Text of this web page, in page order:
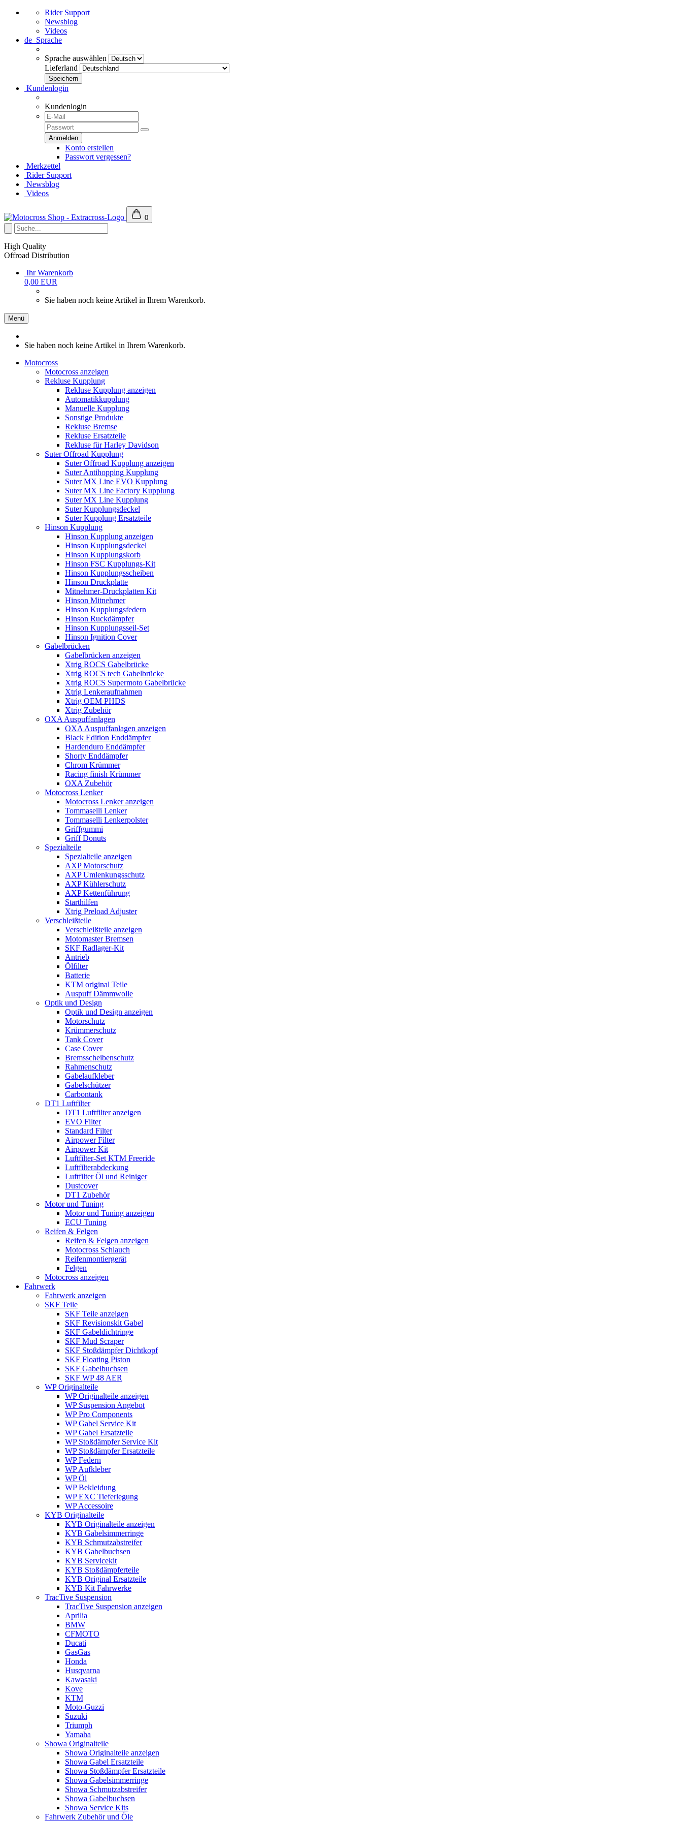
Rider Support
Newsblog
Videos
de Sprache
Sprache auswählen
Lieferland
Kundenlogin
Kundenlogin
Konto erstellen
Passwort vergessen?
Merkzettel
Rider Support
Newsblog
Videos
0
High Quality
Offroad Distribution
Ihr Warenkorb
0,00 EUR
Sie haben noch keine Artikel in Ihrem Warenkorb.
Menü
Sie haben noch keine Artikel in Ihrem Warenkorb.
Motocross
Motocross anzeigen
Rekluse Kupplung
Rekluse Kupplung anzeigen
Automatikkupplung
Manuelle Kupplung
Sonstige Produkte
Rekluse Bremse
Rekluse Ersatzteile
Rekluse für Harley Davidson
Suter Offroad Kupplung
Suter Offroad Kupplung anzeigen
Suter Antihopping Kupplung
Suter MX Line EVO Kupplung
Suter MX Line Factory Kupplung
Suter MX Line Kupplung
Suter Kupplungsdeckel
Suter Kupplung Ersatzteile
Hinson Kupplung
Hinson Kupplung anzeigen
Hinson Kupplungsdeckel
Hinson Kupplungskorb
Hinson FSC Kupplungs-Kit
Hinson Kupplungsscheiben
Hinson Druckplatte
Mitnehmer-Druckplatten Kit
Hinson Mitnehmer
Hinson Kupplungsfedern
Hinson Ruckdämpfer
Hinson Kupplungsseil-Set
Hinson Ignition Cover
Gabelbrücken
Gabelbrücken anzeigen
Xtrig ROCS Gabelbrücke
Xtrig ROCS tech Gabelbrücke
Xtrig ROCS Supermoto Gabelbrücke
Xtrig Lenkeraufnahmen
Xtrig OEM PHDS
Xtrig Zubehör
OXA Auspuffanlagen
OXA Auspuffanlagen anzeigen
Black Edition Enddämpfer
Hardenduro Enddämpfer
Shorty Enddämpfer
Chrom Krümmer
Racing finish Krümmer
OXA Zubehör
Motocross Lenker
Motocross Lenker anzeigen
Tommaselli Lenker
Tommaselli Lenkerpolster
Griffgummi
Griff Donuts
Spezialteile
Spezialteile anzeigen
AXP Motorschutz
AXP Umlenkungsschutz
AXP Kühlerschutz
AXP Kettenführung
Starthilfen
Xtrig Preload Adjuster
Verschleißteile
Verschleißteile anzeigen
Motomaster Bremsen
SKF Radlager-Kit
Antrieb
Ölfilter
Batterie
KTM original Teile
Auspuff Dämmwolle
Optik und Design
Optik und Design anzeigen
Motorschutz
Krümmerschutz
Tank Cover
Case Cover
Bremsscheibenschutz
Rahmenschutz
Gabelaufkleber
Gabelschützer
Carbontank
DT1 Luftfilter
DT1 Luftfilter anzeigen
EVO Filter
Standard Filter
Airpower Filter
Airpower Kit
Luftfilter-Set KTM Freeride
Luftfilterabdeckung
Luftfilter Öl und Reiniger
Dustcover
DT1 Zubehör
Motor und Tuning
Motor und Tuning anzeigen
ECU Tuning
Reifen & Felgen
Reifen & Felgen anzeigen
Motocross Schlauch
Reifenmontiergerät
Felgen
Motocross anzeigen
Fahrwerk
Fahrwerk anzeigen
SKF Teile
SKF Teile anzeigen
SKF Revisionskit Gabel
SKF Gabeldichtringe
SKF Mud Scraper
SKF Stoßdämpfer Dichtkopf
SKF Floating Piston
SKF Gabelbuchsen
SKF WP 48 AER
WP Originalteile
WP Originalteile anzeigen
WP Suspension Angebot
WP Pro Components
WP Gabel Service Kit
WP Gabel Ersatzteile
WP Stoßdämpfer Service Kit
WP Stoßdämpfer Ersatzteile
WP Federn
WP Aufkleber
WP Öl
WP Bekleidung
WP EXC Tieferlegung
WP Accessoire
KYB Originalteile
KYB Originalteile anzeigen
KYB Gabelsimmerringe
KYB Schmutzabstreifer
KYB Gabelbuchsen
KYB Servicekit
KYB Stoßdämpferteile
KYB Original Ersatzteile
KYB Kit Fahrwerke
TracTive Suspension
TracTive Suspension anzeigen
Aprilia
BMW
CFMOTO
Ducati
GasGas
Honda
Husqvarna
Kawasaki
Kove
KTM
Moto-Guzzi
Suzuki
Triumph
Yamaha
Showa Originalteile
Showa Originalteile anzeigen
Showa Gabel Ersatzteile
Showa Stoßdämpfer Ersatzteile
Showa Gabelsimmerringe
Showa Schmutzabstreifer
Showa Gabelbuchsen
Showa Service Kits
Fahrwerk Zubehör und Öle